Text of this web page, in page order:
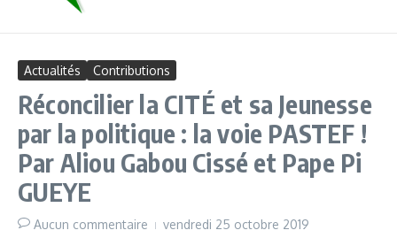
Actualités Contributions
Réconcilier la CITÉ et sa Jeunesse
par la politique : la voie PASTEF !
Par Aliou Gabou Cissé et Pape Pi
GUEYE
Aucun commentaire vendredi 25 octobre 2019